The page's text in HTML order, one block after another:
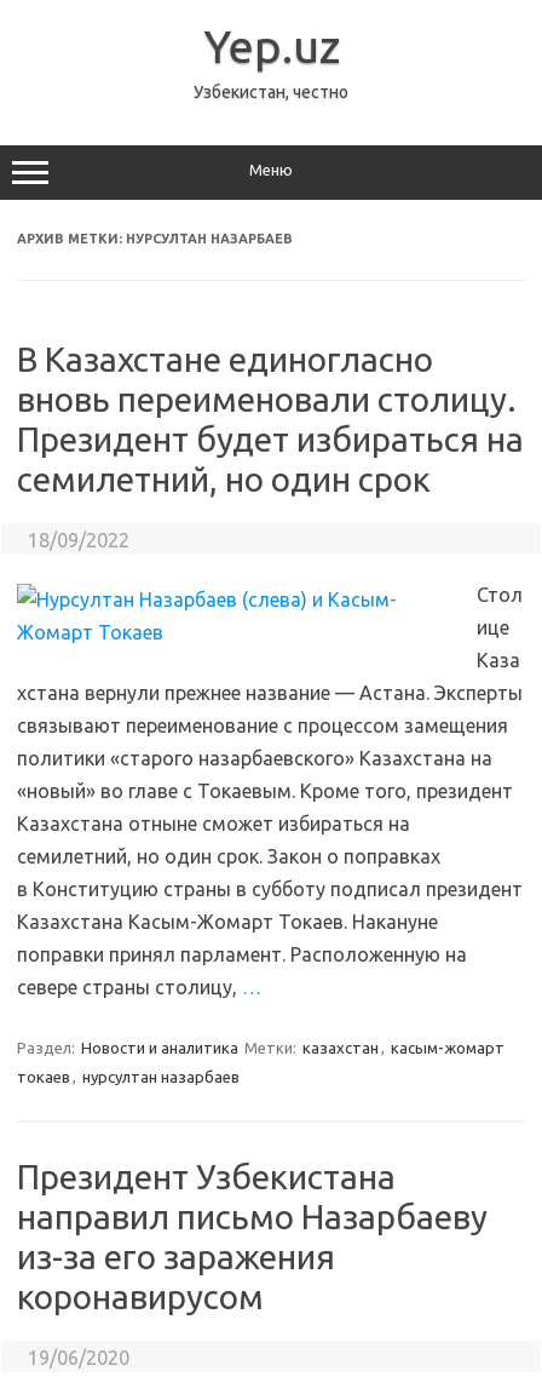
Yep.uz
Узбекистан, честно
Меню
АРХИВ МЕТКИ: НУРСУЛТАН НАЗАРБАЕВ
В Казахстане единогласно
вновь переименовали столицу.
Президент будет избираться на
семилетний, но один срок
18/09/2022
Стол
ице
Каза
хстана вернули прежнее название — Астана. Эксперты
связывают переименование с процессом замещения
политики «старого назарбаевского» Казахстана на
«новый» во главе с Токаевым. Кроме того, президент
Казахстана отныне сможет избираться на
семилетний, но один срок. Закон о поправках
в Конституцию страны в субботу подписал президент
Казахстана Касым-Жомарт Токаев. Накануне
поправки принял парламент. Расположенную на
севере страны столицу, …
Раздел: Новости и аналитика Метки: казахстан , касым-жомарт
токаев , нурсултан назарбаев
Президент Узбекистана
направил письмо Назарбаеву
из-за его заражения
коронавирусом
19/06/2020